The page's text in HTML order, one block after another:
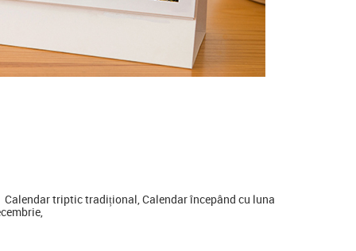
Calendar triptic tradițional, Calendar începând cu luna